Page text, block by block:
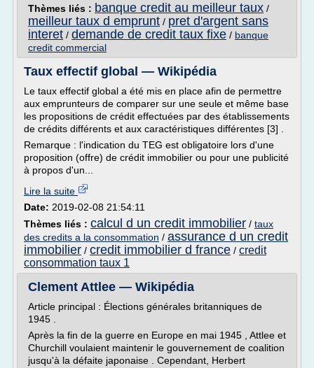
Thèmes liés : banque credit au meilleur taux /
meilleur taux d emprunt / pret d'argent sans
interet / demande de credit taux fixe / banque
credit commercial
Taux effectif global — Wikipédia
Le taux effectif global a été mis en place afin de permettre
aux emprunteurs de comparer sur une seule et même base
les propositions de crédit effectuées par des établissements
de crédits différents et aux caractéristiques différentes [3] .
Remarque : l'indication du TEG est obligatoire lors d'une
proposition (offre) de crédit immobilier ou pour une publicité
à propos d'un...
Lire la suite
Date: 2019-02-08 21:54:11
Thèmes liés : calcul d un credit immobilier / taux
des credits a la consommation / assurance d un credit
immobilier / credit immobilier d france / credit
consommation taux 1
Clement Attlee — Wikipédia
Article principal : Élections générales britanniques de
1945 .
Après la fin de la guerre en Europe en mai 1945 , Attlee et
Churchill voulaient maintenir le gouvernement de coalition
jusqu'à la défaite japonaise . Cependant, Herbert